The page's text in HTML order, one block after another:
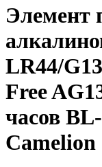
Элемент
LR44/
Free
часов
Camelion